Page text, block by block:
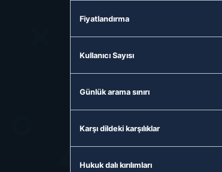
Fiyatlandırma
Kullanıcı Sayısı
Günlük arama sınırı
Karşı dildeki karşılıklar
Hukuk dalı kırılımları